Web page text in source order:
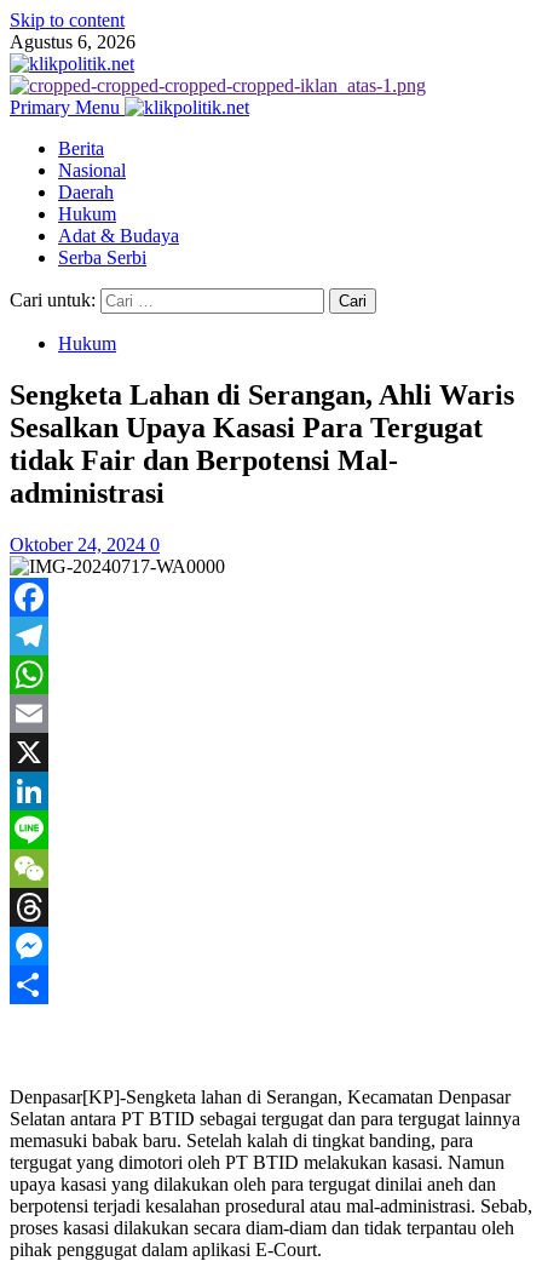
Skip to content
Agustus 6, 2026
Primary Menu
Berita
Nasional
Daerah
Hukum
Adat & Budaya
Serba Serbi
Cari untuk:
Hukum
Sengketa Lahan di Serangan, Ahli Waris
Sesalkan Upaya Kasasi Para Tergugat
tidak Fair dan Berpotensi Mal-
administrasi
Oktober 24, 2024 0
Facebook
Telegram
WhatsApp
Email
X
LinkedIn
Line
WeChat
Threads
Messenger
Denpasar[KP]-Sengketa lahan di Serangan, Kecamatan Denpasar
Selatan antara PT BTID sebagai tergugat dan para tergugat lainnya
memasuki babak baru. Setelah kalah di tingkat banding, para
tergugat yang dimotori oleh PT BTID melakukan kasasi. Namun
upaya kasasi yang dilakukan oleh para tergugat dinilai aneh dan
berpotensi terjadi kesalahan prosedural atau mal-administrasi. Sebab,
proses kasasi dilakukan secara diam-diam dan tidak terpantau oleh
pihak penggugat dalam aplikasi E-Court.